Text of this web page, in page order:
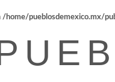
/home/pueblosdemexico.mx/